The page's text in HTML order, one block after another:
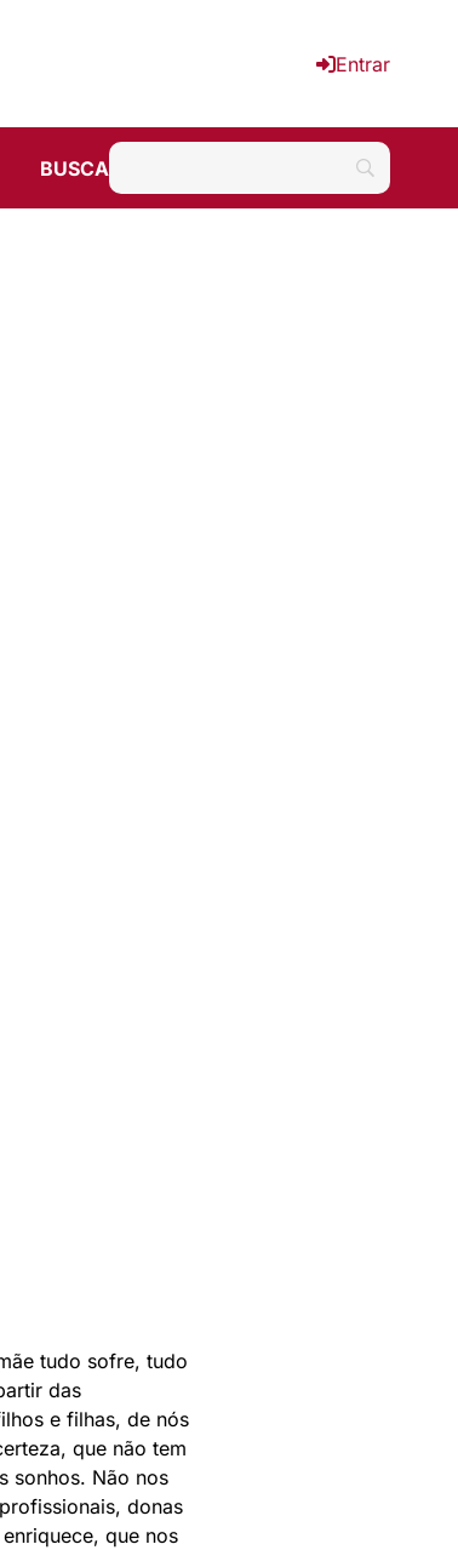
Entrar
BUSCA
tudo sofre, tudo
das
e filhas, de nós
que não tem
sonhos. Não nos
donas
que nos